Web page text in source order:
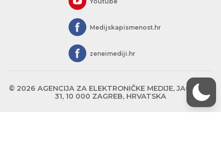
Medijskapismenost.hr
zeneimediji.hr
© 2026 AGENCIJA ZA ELEKTRONIČKE MEDIJE, JAGIĆEVA
31, 10 000 ZAGREB, HRVATSKA